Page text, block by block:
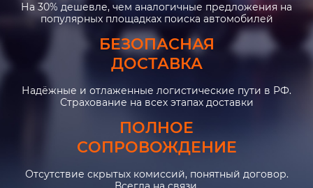
На 30% дешевле, чем аналогичные предложения на
популярных площадках поиска автомобилей
БЕЗОПАСНАЯ
ДОСТАВКА
Надёжные и отлаженные логистические пути в РФ.
Страхование на всех этапах доставки
ПОЛНОЕ
СОПРОВОЖДЕНИЕ
Отсутствие скрытых комиссий, понятный договор.